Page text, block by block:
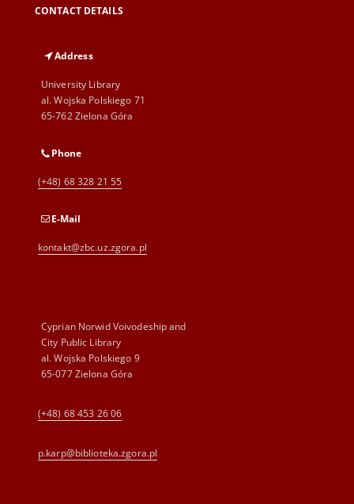
CONTACT DETAILS
Address
University Library
al. Wojska Polskiego 71
65-762 Zielona Góra
Phone
(+48) 68 328 21 55
E-Mail
kontakt@zbc.uz.zgora.pl
Cyprian Norwid Voivodeship and
City Public Library
al. Wojska Polskiego 9
65-077 Zielona Góra
(+48) 68 453 26 06
p.karp@biblioteka.zgora.pl